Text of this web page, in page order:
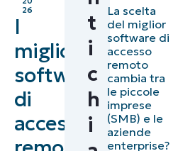
26
I
migliori
software
di
accesso
per
l’accesso
remoto in
sintesi
Che
cos’è un
t
i
c
h
i
La scelta
del miglior
software di
accesso
remoto
cambia tra
le piccole
imprese
(SMB) e le
aziende
enterprise?